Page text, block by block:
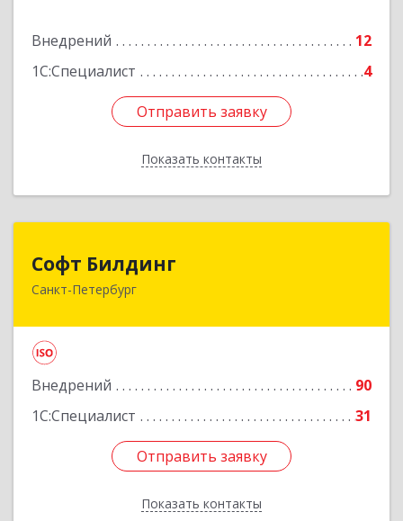
Внедрений
12
1С:Специалист
4
Отправить заявку
Показать контакты
Подробнее
Отправить заявку
Назад
Софт Билдинг
Санкт-Петербург
Внедрений
90
1С:Специалист
31
Отправить заявку
Показать контакты
194044, Санкт-Петербург г, Смолячкова ул, дом
Отправить заявку
Назад